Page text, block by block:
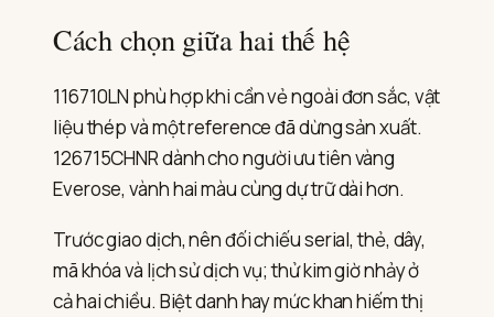
Cách chọn giữa hai thế hệ
116710LN phù hợp khi cần vẻ ngoài đơn sắc, vật
liệu thép và một reference đã dừng sản xuất.
126715CHNR dành cho người ưu tiên vàng
Everose, vành hai màu cùng dự trữ dài hơn.
Trước giao dịch, nên đối chiếu serial, thẻ, dây,
mã khóa và lịch sử dịch vụ; thử kim giờ nhảy ở
cả hai chiều. Biệt danh hay mức khan hiếm thị